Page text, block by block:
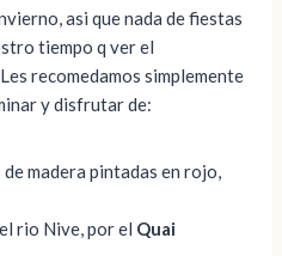
asi que nada de fiestas
tiempo q ver el
recomedamos simplemente
y disfrutar de:
madera pintadas en rojo,
rio Nive, por el Quai